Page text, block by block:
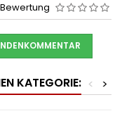
Bewertung
KATEGORIE: >
<